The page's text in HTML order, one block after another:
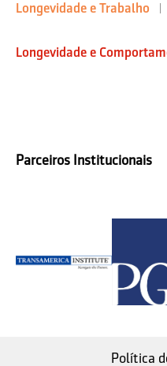
Longevidade e Trabalho
Longevidade e
Parceiros Institucionais
Política